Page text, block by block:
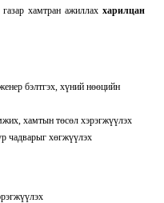
хамтран ажиллах харилцан
бэлтгэх, хүний нөөцийн
хамтын төсөл хэрэгжүүлэх
чадварыг хөгжүүлэх